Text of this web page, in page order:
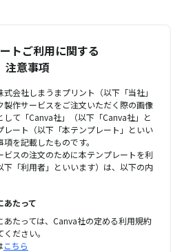
トご利用に関する
注意事項
会社しまうまプリント（以下「当社」
製作サービスをご注文いただく際の画像
て「Canva社」（以下「Canva社」と
レート（以下「本テンプレート」といい
を記載したものです。
スの注文のために本テンプレートを利
下「利用者」といいます）は、以下の内
たって
たっては、Canva社の定める利用規約
ださい。
こちら